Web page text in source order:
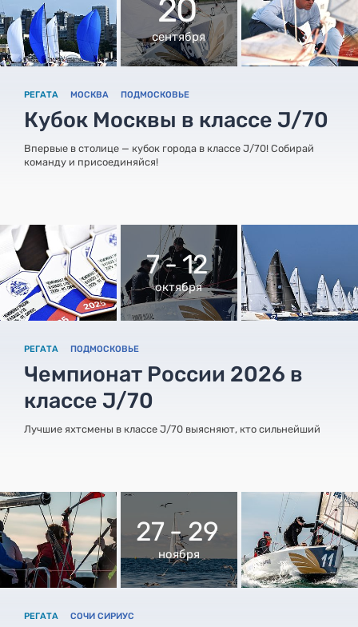
20
сентября
РЕГАТА МОСКВА ПОДМОСКОВЬЕ
Кубок Москвы в классе J/70
Впервые в столице — кубок города в классе J/70! Собирай
команду и присоединяйся!
7 - 12
октября
РЕГАТА ПОДМОСКОВЬЕ
Чемпионат России 2026 в
классе J/70
Лучшие яхтсмены в классе J/70 выясняют, кто сильнейший
27 - 29
ноября
РЕГАТА СОЧИ СИРИУС